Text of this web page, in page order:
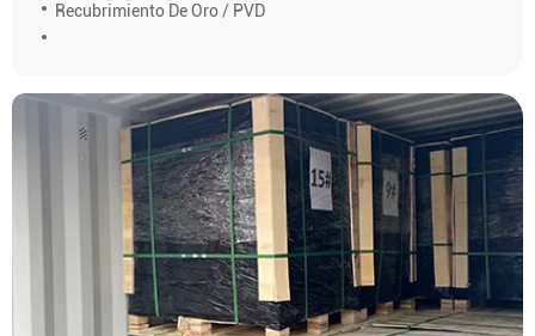
Recubrimiento De Oro / PVD